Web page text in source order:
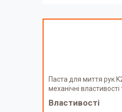
Паста для миття рук
механічні
Властивості